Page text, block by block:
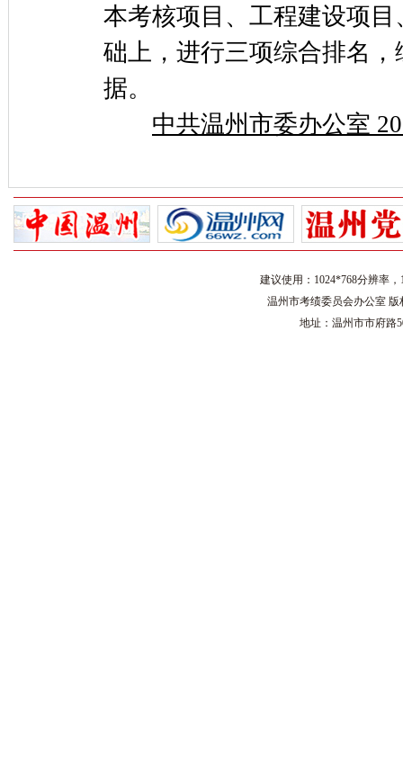
本考核项目、工程建设项
础上，进行三项综合排名
据。
中共温州市委办公室
建议使用：1024*768分辨率，
温州市考绩委员会办公室 版
地址：温州市市府路